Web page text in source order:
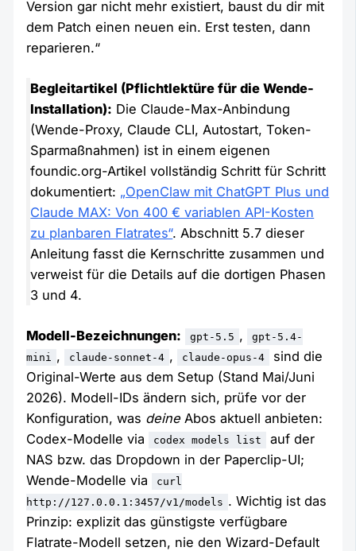
Version gar nicht mehr existiert, baust du dir mit
dem Patch einen neuen ein. Erst testen, dann
reparieren.“
Begleitartikel (Pflichtlektüre für die Wende-
Installation): Die Claude-Max-Anbindung
(Wende-Proxy, Claude CLI, Autostart, Token-
Sparmaßnahmen) ist in einem eigenen
foundic.org-Artikel vollständig Schritt für Schritt
dokumentiert: „OpenClaw mit ChatGPT Plus und
Claude MAX: Von 400 € variablen API-Kosten
zu planbaren Flatrates“. Abschnitt 5.7 dieser
Anleitung fasst die Kernschritte zusammen und
verweist für die Details auf die dortigen Phasen
3 und 4.
Modell-Bezeichnungen: gpt-5.5 ,
gpt-5.4-
mini
, claude-sonnet-4 , claude-opus-4
sind die
Original-Werte aus dem Setup (Stand Mai/Juni
2026). Modell-IDs ändern sich, prüfe vor der
Konfiguration, was deine Abos aktuell anbieten:
Codex-Modelle via
codex models list
auf der
NAS bzw. das Dropdown in der Paperclip-UI;
Wende-Modelle via
curl
http://127.0.0.1:3457/v1/models . Wichtig ist das
Prinzip: explizit das günstigste verfügbare
Flatrate-Modell setzen, nie den Wizard-Default